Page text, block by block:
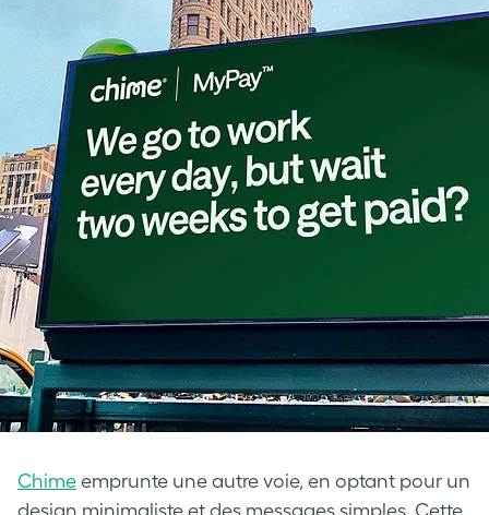
Chime emprunte une autre voie, en optant pour un
design minimaliste et des messages simples. Cette